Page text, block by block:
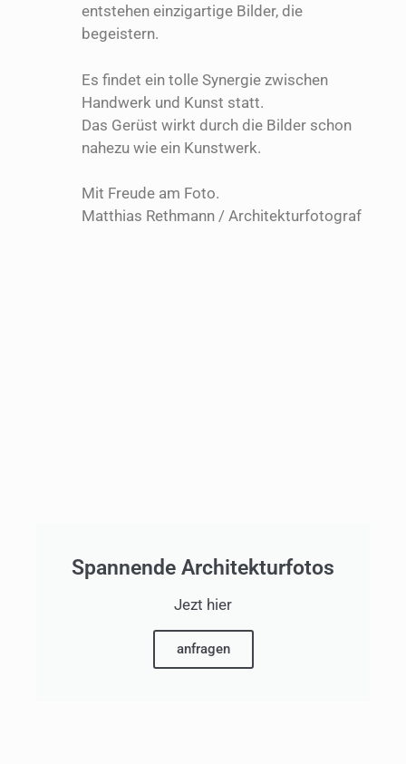
entstehen einzigartige Bilder, die
begeistern.
Es findet ein tolle Synergie zwischen
Handwerk und Kunst statt.
Das Gerüst wirkt durch die Bilder schon
nahezu wie ein Kunstwerk.
Mit Freude am Foto.
Matthias Rethmann / Architekturfotograf
Spannende Architekturfotos
Jezt hier
anfragen